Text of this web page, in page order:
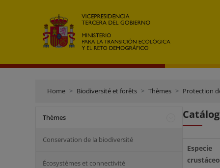
Home Biodiversité et forêts Thèmes Protection
Thèmes
Conservation de la biodiversité
Écosystèmes et connectivité